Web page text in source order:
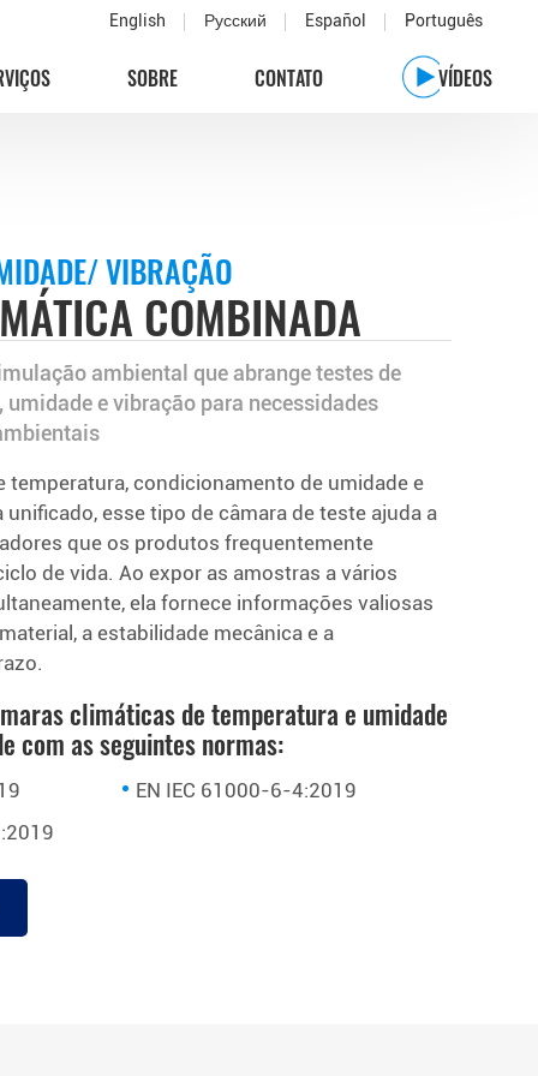
English Русский Español Português
SOBRE CONTATO VÍDEOS
VIBRAÇÃO
COMBINADA
ambiental que abrange testes de
e vibração para necessidades
temperatura, condicionamento de umidade e
esse tipo de câmara de teste ajuda a
que os produtos frequentemente
de vida. Ao expor as amostras a vários
ela fornece informações valiosas
a estabilidade mecânica e a
climáticas de temperatura e umidade
com as seguintes normas:
EN IEC 61000-6-4:2019